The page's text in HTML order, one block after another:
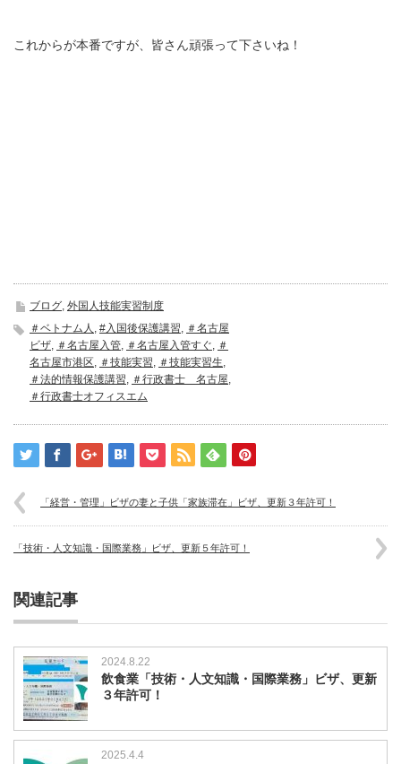
これからが本番ですが、皆さん頑張って下さいね！
ブログ, 外国人技能実習制度
＃ベトナム人 , #入国後保護講習, ＃名古屋
ビザ, ＃名古屋入管, ＃名古屋入管すぐ, ＃
名古屋市港区, ＃技能実習, ＃技能実習生,
＃法的情報保護講習, ＃行政書士 名古屋,
＃行政書士オフィスエム
「経営・管理」ビザの妻と子供「家族滞在」ビザ、更新３年許可！
「技術・人文知識・国際業務」ビザ、更新５年許可！
関連記事
2024.8.22
飲食業「技術・人文知識・国際業務」ビザ、更新
３年許可！
2025.4.4